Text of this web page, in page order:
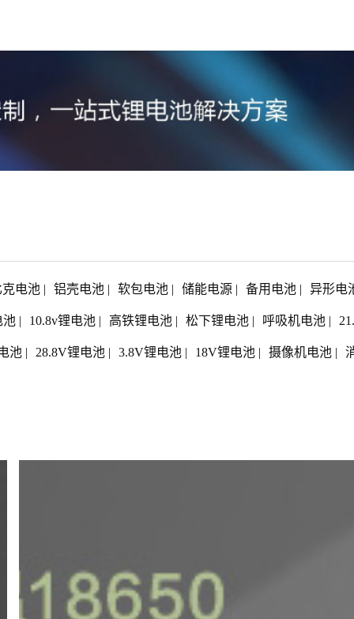
克电池 | 铝壳电池 | 软包电池 | 储能电源 | 备用电池 | 异形电
池 | 10.8v锂电池 | 高铁锂电池 | 松下锂电池 | 呼吸机电池 |
池 | 28.8V锂电池 | 3.8V锂电池 | 18V锂电池 | 摄像机电池 |